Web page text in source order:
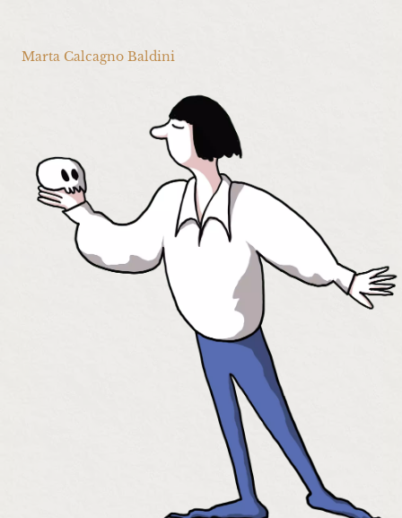
Marta Calcagno Baldini